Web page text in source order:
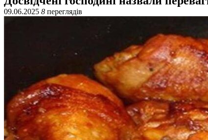
09.06.2025 8 переглядів